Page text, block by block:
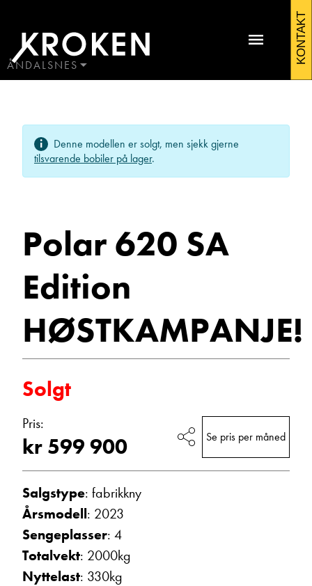
620
SA
2023
Campingvogner
ÅNDALSNES
ÅLESUND
ÅNDALSNES
KONTAKT
Ole Johan Wenge
Vis epost
Ann Kristin Hattrem
Denne modellen er solgt, men sjekk gjerne
tilsvarende bobiler på lager.
Polar 620 SA
Edition
HØSTKAMPANJE!
Solgt
Pris:
kr 599 900 Se pris per måned
Salgstype: fabrikkny
Årsmodell: 2023
Sengeplasser: 4
Totalvekt: 2000kg
Nyttelast: 330kg